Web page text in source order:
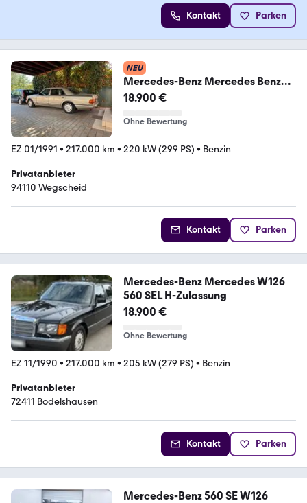
Kontakt Parken
NEU
Mercedes-Benz Mercedes Benz
W126 560SEL (Tausch Möglich)
18.900 €
Ohne Bewertung
EZ 01/1991 • 217.000 km • 220 kW (299 PS) • Benzin
Privatanbieter
94110 Wegscheid
Kontakt Parken
Mercedes-Benz Mercedes W126
560 SEL H-Zulassung
18.900 €
Ohne Bewertung
EZ 11/1990 • 217.000 km • 205 kW (279 PS) • Benzin
Privatanbieter
72411 Bodelshausen
Kontakt Parken
Mercedes-Benz 560 SE W126